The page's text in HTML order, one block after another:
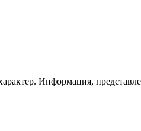
Информация,